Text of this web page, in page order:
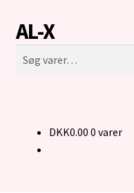
Spring
til
navigation
Spring
til
indhold
AL-X
efter:
Søg
DKK0.00 0 varer